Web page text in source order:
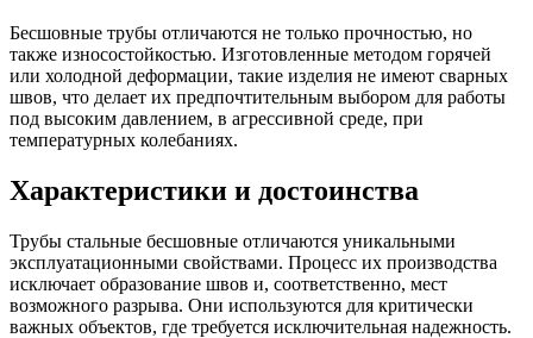
Бесшовные трубы отличаются не только прочностью, но
также износостойкостью. Изготовленные методом горячей
или холодной деформации, такие изделия не имеют сварных
швов, что делает их предпочтительным выбором для работы
под высоким давлением, в агрессивной среде, при
температурных колебаниях.
Характеристики и достоинства
Трубы стальные бесшовные отличаются уникальными
эксплуатационными свойствами. Процесс их производства
исключает образование швов и, соответственно, мест
возможного разрыва. Они используются для критически
важных объектов, где требуется исключительная надежность.